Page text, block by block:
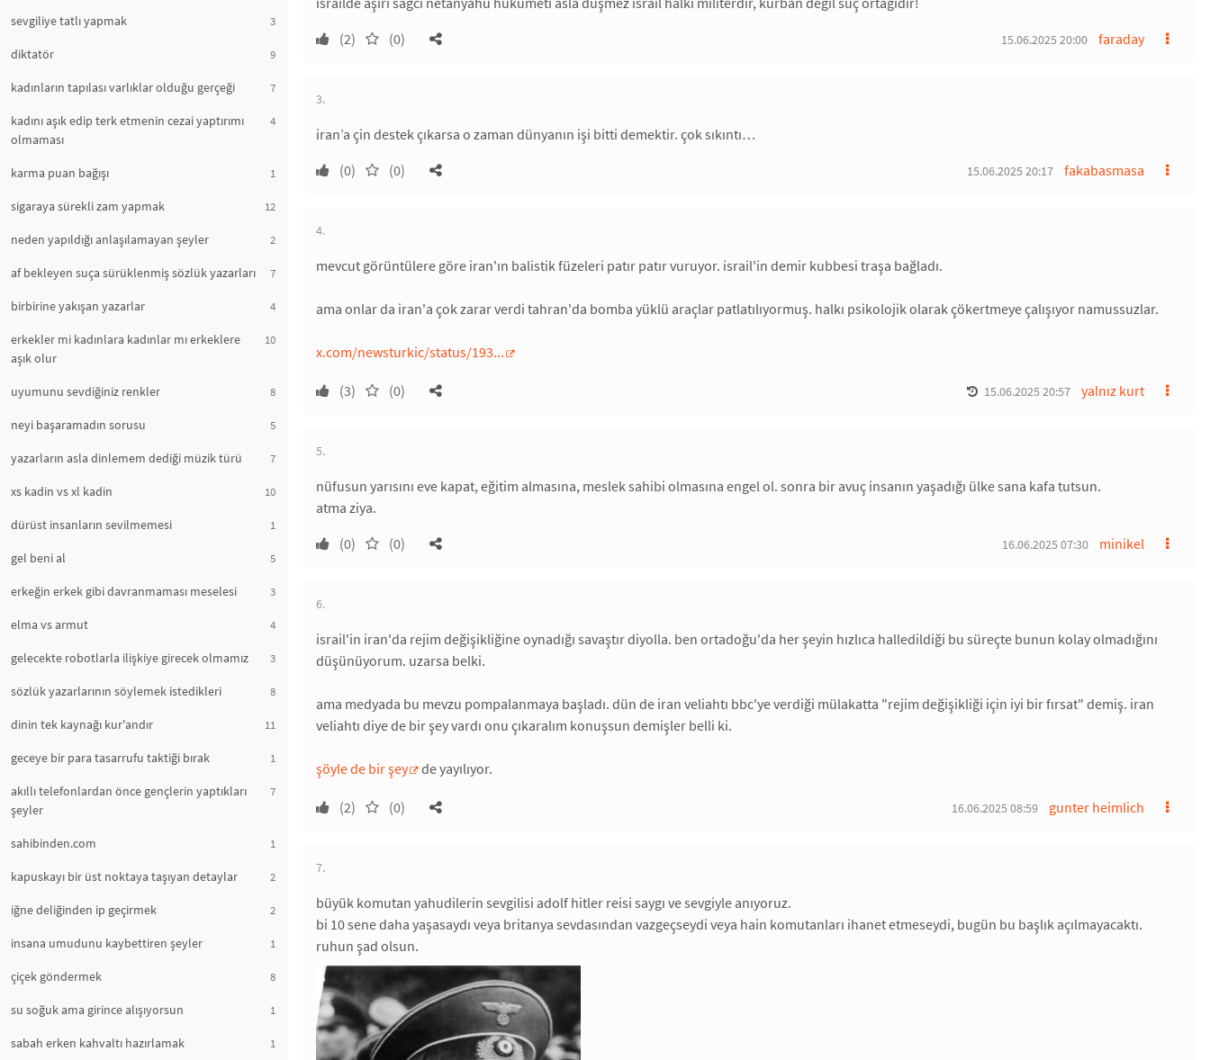
sevgiliye tatlı yapmak 3
diktatör 9
kadınların tapılası varlıklar olduğu gerçeği 7
kadını aşık edip terk etmenin cezai yaptırımı
olmaması
4
karma puan bağışı 1
sigaraya sürekli zam yapmak 12
neden yapıldığı anlaşılamayan şeyler 2
af bekleyen suça sürüklenmiş sözlük yazarları 7
birbirine yakışan yazarlar 4
erkekler mi kadınlara kadınlar mı erkeklere
aşık olur
10
uyumunu sevdiğiniz renkler 8
neyi başaramadın sorusu 5
yazarların asla dinlemem dediği müzik türü 7
xs kadin vs xl kadin 10
dürüst insanların sevilmemesi 1
gel beni al 5
erkeğin erkek gibi davranmaması meselesi 3
elma vs armut 4
gelecekte robotlarla ilişkiye girecek olmamız 3
sözlük yazarlarının söylemek istedikleri 8
dinin tek kaynağı kur'andır 11
geceye bir para tasarrufu taktiği bırak 1
akıllı telefonlardan önce gençlerin yaptıkları
şeyler
7
sahibinden.com 1
kapuskayı bir üst noktaya taşıyan detaylar 2
iğne deliğinden ip geçirmek 2
insana umudunu kaybettiren şeyler 1
çiçek göndermek 8
su soğuk ama girince alışıyorsun 1
sabah erken kahvaltı hazırlamak 1
(2)
(0) faraday
15.06.2025 20:00
3.
iran’a çin destek çıkarsa o zaman dünyanın işi bitti demektir. çok sıkıntı…
(0)
(0) fakabasmasa
15.06.2025 20:17
4.
mevcut görüntülere göre iran'ın balistik füzeleri patır patır vuruyor. israil'in demir kubbesi traşa bağladı.
ama onlar da iran'a çok zarar verdi tahran'da bomba yüklü araçlar patlatılıyormuş. halkı psikolojik olarak çökertmeye çalışıyor namussuzlar.
x.com/newsturkic/status/193...
(3) (0) yalnız kurt
15.06.2025 20:57
5.
nüfusun yarısını eve kapat, eğitim almasına, meslek sahibi olmasına engel ol. sonra bir avuç insanın yaşadığı ülke sana kafa tutsun.
atma ziya.
(0)
(0) minikel
16.06.2025 07:30
6.
israil'in iran'da rejim değişikliğine oynadığı savaştır diyolla. ben ortadoğu'da her şeyin hızlıca halledildiği bu süreçte bunun kolay olmadığını
düşünüyorum. uzarsa belki.
ama medyada bu mevzu pompalanmaya başladı. dün de iran veliahtı bbc'ye verdiği mülakatta "rejim değişikliği için iyi bir fırsat" demiş. iran
veliahtı diye de bir şey vardı onu çıkaralım konuşsun demişler belli ki.
şöyle de bir şey de yayılıyor.
(2) (0) gunter heimlich
16.06.2025 08:59
7.
büyük komutan yahudilerin sevgilisi adolf hitler reisi saygı ve sevgiyle anıyoruz.
bi 10 sene daha yaşasaydı veya britanya sevdasından vazgeçseydi veya hain komutanları ihanet etmeseydi, bugün bu başlık açılmayacaktı.
ruhun şad olsun.